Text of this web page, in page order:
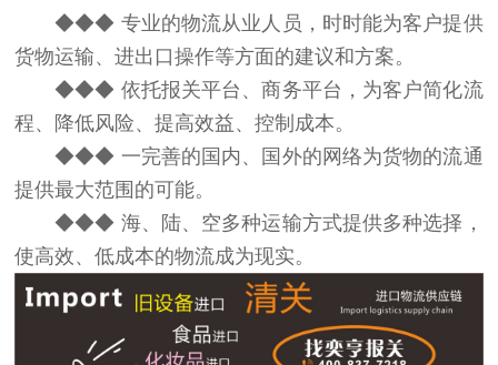
◆◆◆ 专业的物流从业人员，时时能为客户提供
货物运输、进出口操作等方面的建议和方案。
◆◆◆ 依托报关平台、商务平台，为客户简化流
程、降低风险、提高效益、控制成本。
◆◆◆ 一完善的国内、国外的网络为货物的流通
提供最大范围的可能。
◆◆◆ 海、陆、空多种运输方式提供多种选择，
使高效、低成本的物流成为现实。